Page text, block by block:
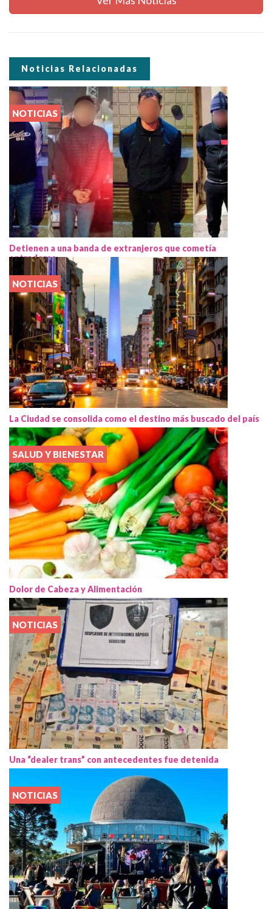
Noticias Relacionadas
NOTICIAS
Detienen a una banda de extranjeros que cometía
entraderas
NOTICIAS
La Ciudad se consolida como el destino más buscado del país
SALUD Y BIENESTAR
Dolor de Cabeza y Alimentación
NOTICIAS
Una “dealer trans” con antecedentes fue detenida
NOTICIAS